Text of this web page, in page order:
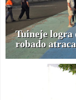
Tuineje logra
robado